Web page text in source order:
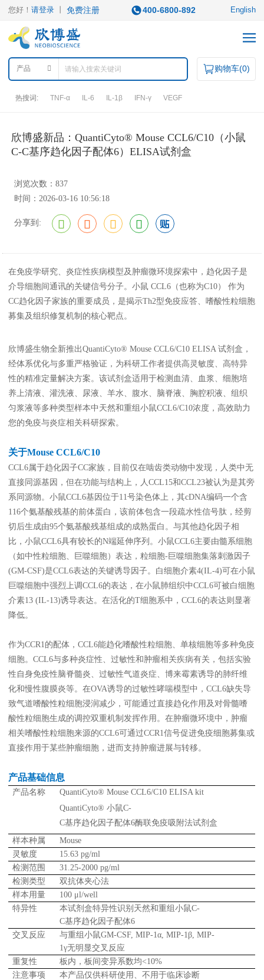
您好！请登录 丨免费注册 400-6800-892 English
产品 购物车(0)
热搜词: TNF-α IL-6 IL-1β IFN-γ VEGF
产品中心
ELISA试剂盒
QuantiCyto®ELISA
QuantiCyto®ELISA(高敏)
QuikCyto®ELISA(快检)
癌症生物学 表观遗传学 代谢生物学 发育生物学
细胞生物学 心血管生物学
定制代测
ELISA定制 ELISA代测
Luminex®多因子检测服务
活动促销
促销活动 新品发布
线下展会 奖学金申请
服务支持
文献引用
资源中心
样本处理 实验流程
常见问题 注意事项
操作视频 结果数据分析
高分文献解读
关于欣博盛
公司介绍 专利/荣誉
联系我们
代理商查询
欣博盛新品：QuantiCyto® Mouse CCL6/C10（小鼠
C-C基序趋化因子配体6）ELISA试剂盒
浏览次数：837
时间：2026-03-16 10:56:18
分享到:
在免疫学研究、炎症性疾病模型及肿瘤微环境探索中，趋化因子是
介导细胞间通讯的关键信号分子。小鼠 CCL6（也称为C10） 作为
CC趋化因子家族的重要成员，是揭示Th2型免疫应答、嗜酸性粒细胞
募集及组织修复机制的核心靶点。
欣博盛生物全新推出QuantiCyto® Mouse CCL6/C10 ELISA 试剂盒，
经体系优化与多重严格验证，为科研工作者提供高灵敏度、高特异
性的精准定量解决方案。该试剂盒适用于检测血清、血浆、细胞培
养上清液、灌洗液、尿液、羊水、腹水、脑脊液、胸腔积液、组织
匀浆液等多种类型样本中天然和重组小鼠CCL6/C10浓度，高效助力
您的免疫与炎症相关科研探索。
关于Mouse CCL6/C10
CCL6属于趋化因子CC家族，目前仅在啮齿类动物中发现，人类中无
直接同源基因，但在功能与结构上，人CCL15和CCL23被认为是其旁
系同源物。小鼠CCL6基因位于11号染色体上，其cDNA编码一个含
116个氨基酸残基的前体蛋白，该前体包含一段疏水性信号肽，经剪
切后生成由95个氨基酸残基组成的成熟蛋白。与其他趋化因子相
比，小鼠CCL6具有较长的N端延伸序列。小鼠CCL6主要由髓系细胞
（如中性粒细胞、巨噬细胞）表达，粒细胞-巨噬细胞集落刺激因子
(GM-CSF)是CCL6表达的关键诱导因子。白细胞介素4(IL-4)可在小鼠
巨噬细胞中强烈上调CCL6的表达，在小鼠肺组织中CCL6可被白细胞
介素13 (IL-13)诱导表达。在活化的T细胞系中，CCL6的表达则显著
降低。
作为CCR1的配体，CCL6能趋化嗜酸性粒细胞、单核细胞等多种免疫
细胞。CCL6与多种炎症性、过敏性和肿瘤相关疾病有关，包括实验
性自身免疫性脑脊髓炎、过敏性气道炎症、博来霉素诱导的肺纤维
化和慢性腹膜炎等。在OVA诱导的过敏性哮喘模型中，CCL6缺失导
致气道嗜酸性粒细胞浸润减少，可能通过直接趋化作用及对骨髓嗜
酸性粒细胞生成的调控双重机制发挥作用。在肿瘤微环境中，肿瘤
相关嗜酸性粒细胞来源的CCL6可通过CCR1信号促进免疫细胞募集或
直接作用于某些肿瘤细胞，进而支持肿瘤进展与转移。
产品基础信息
产品名称
QuantiCyto® Mouse CCL6/C10 ELISA kit
QuantiCyto® 小鼠C-
C基序趋化因子配体6酶联免疫吸附法试剂盒
样本种属
Mouse
灵敏度
15.63 pg/ml
检测范围
31.25-2000 pg/ml
检测类型
双抗体夹心法
样本用量
100 μl/well
特异性
本试剂盒特异性识别天然和重组小鼠C-
C基序趋化因子配体6
交叉反应
与重组小鼠GM-CSF, MIP-1α, MIP-1β, MIP-
1γ无明显交叉反应
重复性
板内，板间变异系数均<10%
注意事项
本产品仅供科研使用、不用于临床诊断